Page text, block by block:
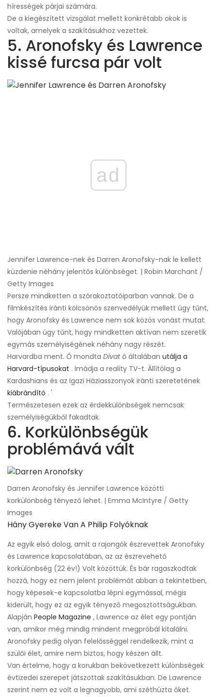
hírességek párjai számára.
De a kiegészített vizsgálat mellett konkrétabb okok is
voltak, amelyek a szakításukhoz vezettek.
5. Aronofsky és Lawrence
kissé furcsa pár volt
ad
Jennifer Lawrence-nek és Darren Aronofsky-nak le kellett
küzdenie néhány jelentős különbséget. | Robin Marchant /
Getty Images
Persze mindketten a szórakoztatóiparban vannak. De a
filmkészítés iránti kölcsönös szenvedélyük mellett úgy tűnt,
hogy Aronofsky és Lawrence nem sok közös vonást mutat.
Valójában úgy tűnt, hogy mindketten aktívan nem szeretik
egymás személyiségének néhány nagy részét.
Harvardba ment. Ő mondta Divatő általában utálja a
Harvard-típusokat . Imádja a reality TV-t. Állítólag a
Kardashians és az Igazi Háziasszonyok iránti szeretetének
kiábrándító . '
Természetesen ezek az érdekkülönbségek nemcsak
személyiségükből fakadtak.
6. Korkülönbségük
problémává vált
Darren Aronofsky és Jennifer Lawrence közötti
korkülönbség tényező lehet. | Emma McIntyre / Getty
Images
Hány Gyereke Van A Philip Folyóknak
Az egyik első dolog, amit a rajongók észrevettek Aronofsky
és Lawrence kapcsolatában, az az észrevehető
korkülönbség (22 év!) Volt közöttük. És bár ragaszkodtak
hozzá, hogy ez nem jelent problémát abban a tekintetben,
hogy képesek-e kapcsolatba lépni egymással, mégis
kiderült, hogy ez az egyik tényező megosztottságukban.
Alapján People Magazine , Lawrence az élet egy pontján
van, amikor még mindig mindent megpróbál kitalálni.
Aronofsky pedig olyan felelősséggel rendelkezik, mint a
szülői élet, amire nem biztos, hogy készen állt.
Van értelme, hogy a korukban bekövetkezett különbségek
évtizedei szerepet játszottak szakításukban. De Lawrence
szerint nem ez volt a legnagyobb, ami széthúzta őket.